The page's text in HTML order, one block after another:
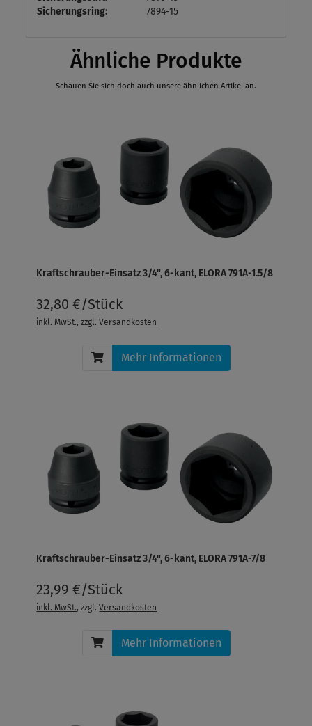
Sicherungsring:
7894-15
Ähnliche Produkte
Schauen Sie sich doch auch unsere ähnlichen Artikel an.
Kraftschrauber-Einsatz 3/4", 6-kant, ELORA 791A-1.5/8
32,80 €/Stück
inkl. MwSt., zzgl.Versandkosten
Mehr Informationen
Kraftschrauber-Einsatz 3/4", 6-kant, ELORA 791A-7/8
23,99 €/Stück
inkl. MwSt., zzgl.Versandkosten
Mehr Informationen